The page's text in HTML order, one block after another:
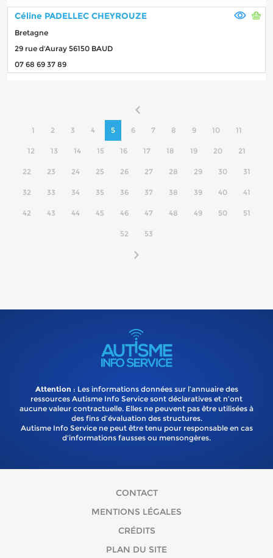
Céline PADELLEC CHEYROUZE
Bretagne
29 rue d'Auray 56150 BAUD
07 68 69 37 89
1 2 3 4 5 6 7 8 9 10 11
12 13 14 15 16 17 18 19 20 21
22 23 24 25 26 27 28 29 30 31
32 33 34 35 36 37 38 39 40 41
42 43 44 45 46 47 48 49 50 51
52 53
Attention : Les informations données sur l’annuaire des
ressources Autisme Info Service sont déclaratives et n’ont
aucune valeur contractuelle. Elles ne peuvent pas être utilisées à
des fins d’évaluation des structures.
Autisme Info Service ne peut être tenu pour responsable en cas
d'informations fausses ou mensongères.
CONTACT
MENTIONS LÉGALES
CRÉDITS
PLAN DU SITE